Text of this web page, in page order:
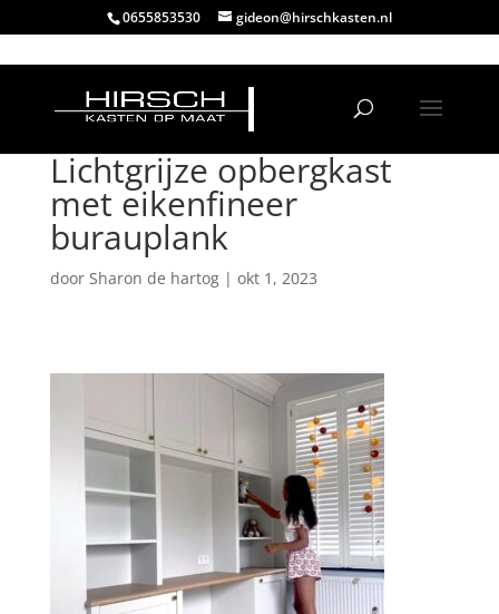
0655853530 gideon@hirschkasten.nl
Lichtgrijze opbergkast
met eikenfineer
burauplank
door Sharon de hartog| okt 1, 2023